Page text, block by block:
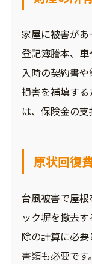
家屋に被害が
登記簿謄本、
入時の契約書や
損害を補填す
は、保険金の支
原状回復
台風被害で屋
ック塀を撤去
除の計算に必
書類も必要で